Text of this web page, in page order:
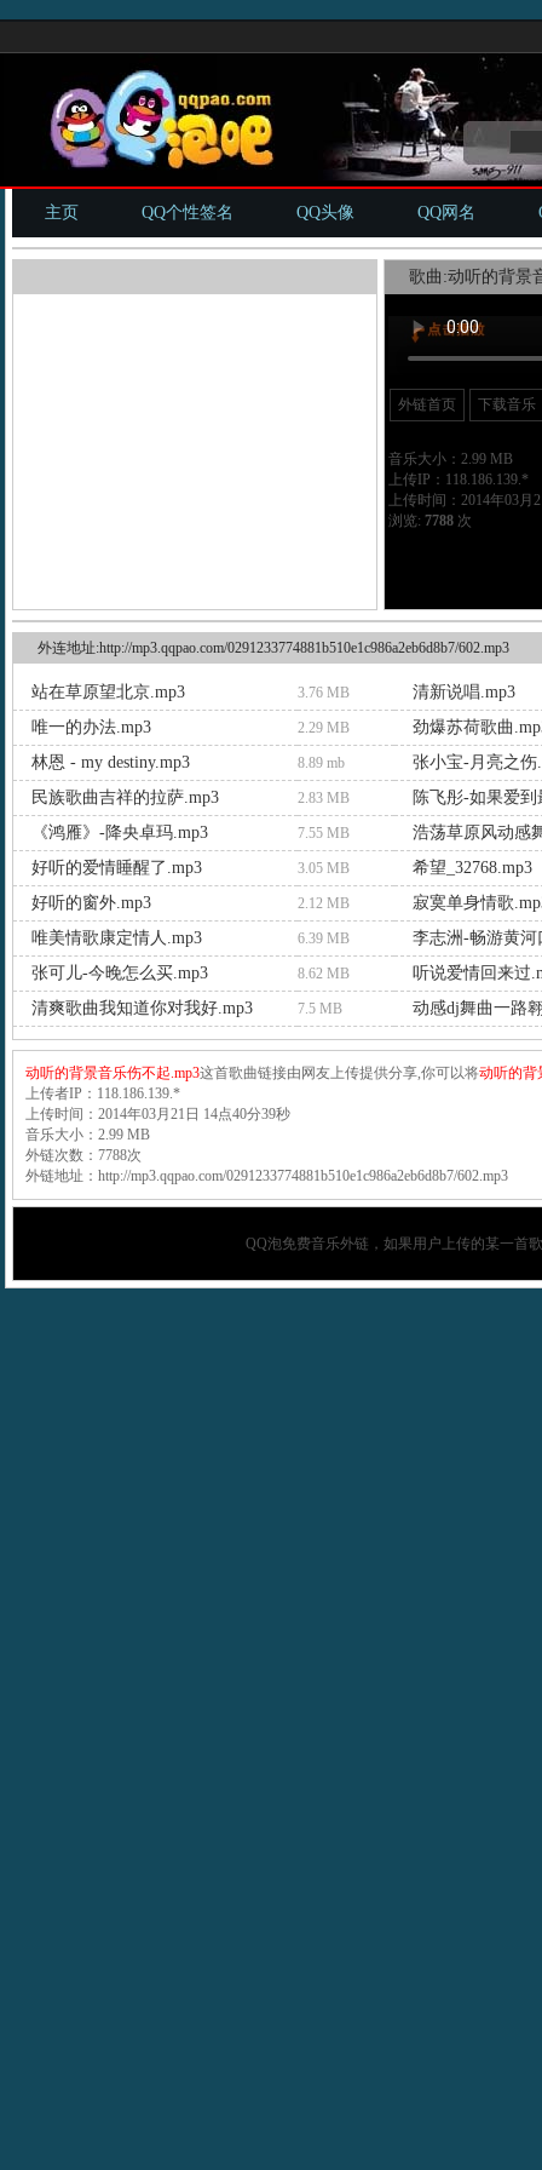
主页 QQ个性签名 QQ头像 QQ网名
歌曲:动听的背景
外链首页 下载音乐
音乐大小：2.99 MB
上传IP：118.186.139.*
上传时间：2014年03月
浏览: 7788次
外连地址:http://mp3.qqpao.com/0291233774881b510e1c986a2eb6d8b7/602.mp3
站在草原望北京.mp3 3.76 MB
清新说唱.mp3
唯一的办法.mp3
2.29 MB
劲爆苏荷歌曲
林恩 - my destiny.mp3
8.89 mb
张小宝-月亮之伤
民族歌曲吉祥的拉萨.mp3
2.83 MB
陈飞彤-如果爱到
《鸿雁》-降央卓玛.mp3
7.55 MB
浩荡草原风动感
好听的爱情睡醒了.mp3
3.05 MB
希望_32768.mp3
好听的窗外.mp3
2.12 MB
寂寞单身情歌
唯美情歌康定情人.mp3
6.39 MB
李志洲-畅游黄河
张可儿-今晚怎么买.mp3
8.62 MB
听说爱情回来过
清爽歌曲我知道你对我好.mp3
7.5 MB 动感dj舞曲一路
动听的背景音乐伤不起.mp3这首歌曲链接由网友上传提供分享,你可以将动听的背
上传者IP：118.186.139.*
上传时间：2014年03月21日 14点40分39秒
音乐大小：2.99 MB
外链次数：7788次
外链地址：http://mp3.qqpao.com/0291233774881b510e1c986a2eb6d8b7/602.mp3
QQ泡免费音乐外链，如果用户上传的某一首